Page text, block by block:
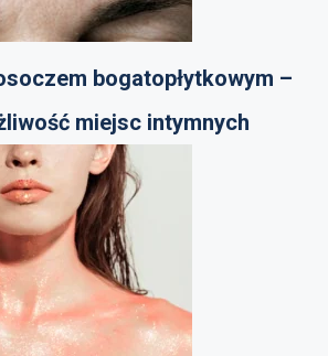
bogatopłytkowym –
miejsc intymnych